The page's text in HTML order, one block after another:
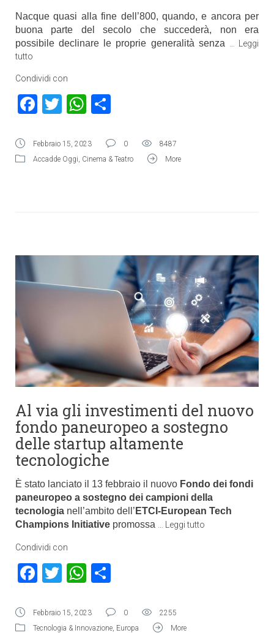
Nacque quasi alla fine dell’800, quando, e ancora per
buona parte del secolo che succederà, non era
possibile declinare le proprie generalità senza
Leggi
tutto
Condividi con
Facebook
TwitterWhatsApp
Febbraio 15, 2023 0
8487
Accadde Oggi, Cinema & Teatro More
Al via gli investimenti del nuovo
fondo paneuropeo a sostegno
delle startup altamente
tecnologiche
È stato lanciato il 13 febbraio il nuovo Fondo dei fondi
paneuropeo a sostegno dei campioni della
tecnologia nell’ambito dell’ ETCI-European Tech
Champions Initiative promossa Leggi tutto
Condividi con
Facebook
TwitterWhatsApp
Febbraio 15, 2023 0
2255
Tecnologia & Innovazione, Europa More